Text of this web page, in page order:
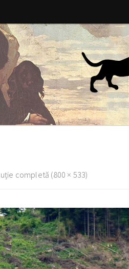
completă (800 × 533)